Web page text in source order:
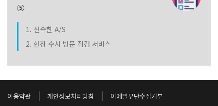
⑤
1. 신속한 A/S
2. 현장 수시 방문 점검 서비스
이용약관 | 개인정보처리방침 | 이메일무단수집거부